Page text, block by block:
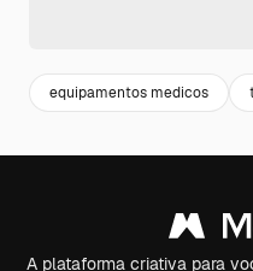
equipamentos medicos
A plataforma criativa para